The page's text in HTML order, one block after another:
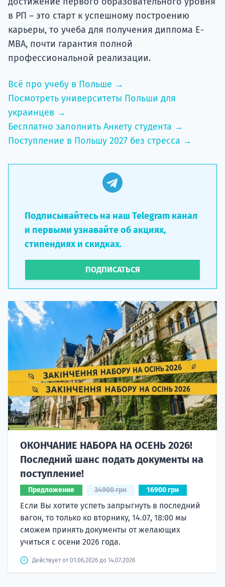
в РП – это старт к успешному построению
карьеры, то учеба для получения диплома E-
MBA, почти гарантия полной
профессиональной реализации.
Всё про учебу в Польше →
Посмотреть университеты Польши для
украинцев →
Бесплатно заполнить Анкету студента →
Поступление в Польшу 2027 без стресса →
Подписывайтесь на наш Telegram канал
и первыми узнавайте об акциях,
стипендиях и скидках.
ПОДПИСАТЬСЯ
ОКОНЧАНИЕ НАБОРА НА ОСЕНЬ 2026!
Последний шанс подать документы на
поступление!
Предложение 34900 грн 16900 грн
Если Вы хотите успеть запрыгнуть в последний
вагон, то только ко вторнику, 14.07, 18:00 мы
сможем принять документы от желающих
учиться с осени 2026 года.
Действует от 01.06.2026 до 14.07.2026